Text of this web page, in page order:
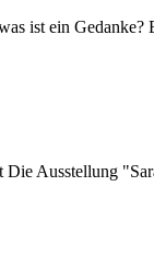
ist ein
Die Ausstellung